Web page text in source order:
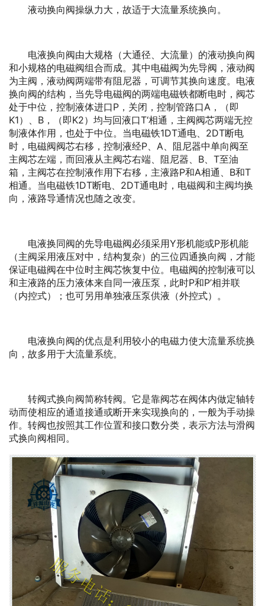
液动换向阀操纵力大，故适于大流量系统换向。
电液换向阀由大规格（大通径、大流量）的液动换向阀
和小规格的电磁阀组合而成。其中电磁阀为先导阀，液动阀
为主阀，液动阀两端带有阻尼器，可调节其换向速度。电液
换向阀的结构，当先导电磁阀的两端电磁铁都断电时，阀芯
处于中位，控制液体进口P，关闭，控制管路口A，（即
K1）、B，（即K2）均与回液口T‘相通，主阀阀芯两端无控
制液体作用，也处于中位。当电磁铁1DT通电、2DT断电
时，电磁阀阀芯右移，控制液经P、A、阻尼器中单向阀至
主阀芯左端，而回液从主阀芯右端、阻尼器、B、T至油
箱，主阀芯在控制液作用下右移，主液路P和A相通、B和T
相通。当电磁铁1DT断电、2DT通电时，电磁阀和主阀均换
向，液路导通情况也随之改变。
电液换同阀的先导电磁阀必须采用Y形机能或P形机能
（主阀采用液压对中，结构复杂）的三位四通换向阀，才能
保证电磁阀在中位时主阀芯恢复中位。电磁阀的控制液可以
和主液路的压力液体来自同一液压泵，此时P和P’相并联
（内控式）；也可另用单独液压泵供液（外控式）。
电液换向阀的优点是利用较小的电磁力使大流量系统换
向，故多用于大流量系统。
转阀式换向阀简称转阀。它是靠阀芯在阀体内做定轴转
动而使相应的通道接通或断开来实现换向的，一般为手动操
作。转阀也按照其工作位置和接口数分类，表示方法与滑阀
式换向阀相同。